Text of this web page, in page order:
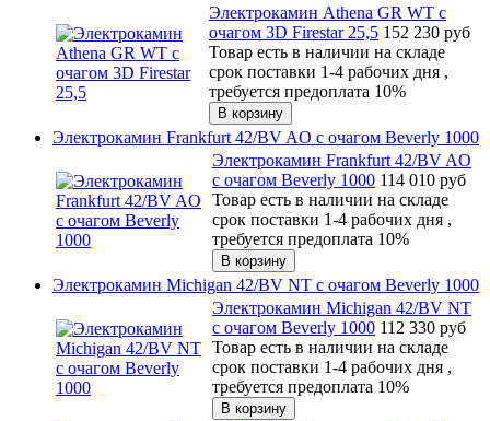
Электрокамин Athena GR WT с
очагом 3D Firestar 25,5 152 230 руб
Товар есть в наличии на складе
срок поставки 1-4 рабочих дня ,
требуется предоплата 10%
Электрокамин Frankfurt 42/BV AO с очагом Beverly 1000
Электрокамин Frankfurt 42/BV AO
с очагом Beverly 1000 114 010 руб
Товар есть в наличии на складе
срок поставки 1-4 рабочих дня ,
требуется предоплата 10%
Электрокамин Michigan 42/BV NT с очагом Beverly 1000
Электрокамин Michigan 42/BV NT
с очагом Beverly 1000 112 330 руб
Товар есть в наличии на складе
срок поставки 1-4 рабочих дня ,
требуется предоплата 10%